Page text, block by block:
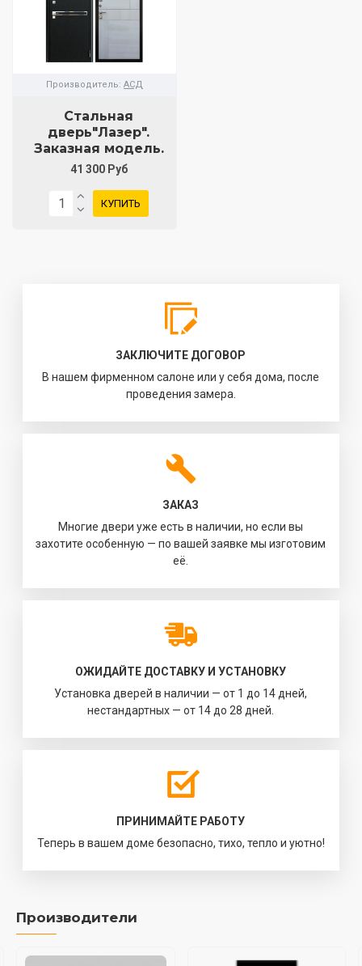
Производитель: АСД
Стальная
дверь"Лазер".
Заказная модель.
41 300 Руб
КУПИТЬ
ЗАКЛЮЧИТЕ ДОГОВОР
В нашем фирменном салоне или у себя дома, после
проведения замера.
ЗАКАЗ
Многие двери уже есть в наличии, но если вы
захотите особенную — по вашей заявке мы изготовим
её.
ОЖИДАЙТЕ ДОСТАВКУ И УСТАНОВКУ
Установка дверей в наличии — от 1 до 14 дней,
нестандартных — от 14 до 28 дней.
ПРИНИМАЙТЕ РАБОТУ
Теперь в вашем доме безопасно, тихо, тепло и уютно!
Производители